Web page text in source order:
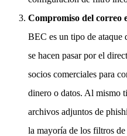
Compromiso del correo
BEC es un tipo de ataque
se hacen pasar por el
socios comerciales para
dinero o datos. Al mismo
archivos adjuntos de
la mayoría de los filtros de